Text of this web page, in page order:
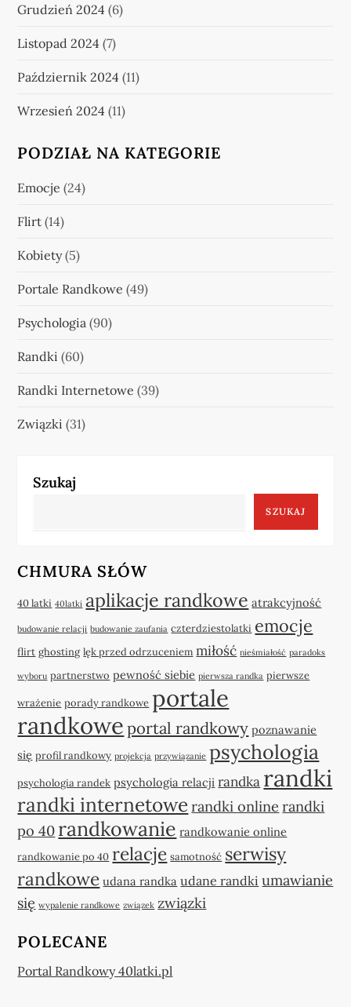
Grudzień 2024 (6)
Listopad 2024 (7)
Październik 2024 (11)
Wrzesień 2024 (11)
PODZIAŁ NA KATEGORIE
Emocje (24)
Flirt (14)
Kobiety(5)
Portale Randkowe (49)
Psychologia (90)
Randki (60)
Randki Internetowe (39)
Związki (31)
Szukaj
SZUKAJ
CHMURA SŁÓW
40 latki 40latki aplikacje randkowe atrakcyjność
budowanie relacji budowanie zaufania czterdziestolatki emocje
flirt ghosting lęk przed odrzuceniem miłość nieśmiałość paradoks
wyboru partnerstwo pewność siebie pierwsza randka pierwsze
wrażenie porady randkowe portale
randkowe portal randkowy poznawanie
się profil randkowy projekcja przywiązanie psychologia
psychologia randek psychologia relacji randka randki
randki internetowe randki online randki
po 40 randkowanie randkowanie online
randkowanie po 40 relacje samotność serwisy
randkowe udana randka udane randki umawianie
się wypalenie randkowe związek związki
POLECANE
Portal Randkowy 40latki.pl